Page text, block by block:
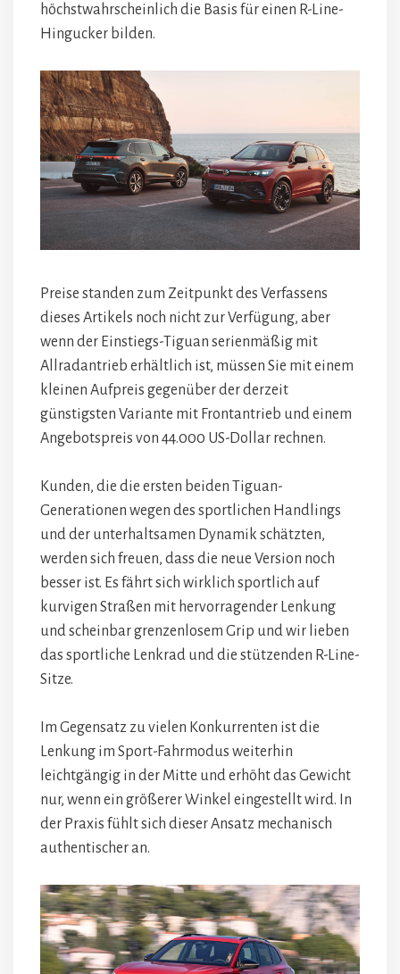
höchstwahrscheinlich die Basis für einen R-Line-
Hingucker bilden.
Preise standen zum Zeitpunkt des Verfassens
dieses Artikels noch nicht zur Verfügung, aber
wenn der Einstiegs-Tiguan serienmäßig mit
Allradantrieb erhältlich ist, müssen Sie mit einem
kleinen Aufpreis gegenüber der derzeit
günstigsten Variante mit Frontantrieb und einem
Angebotspreis von 44.000 US-Dollar rechnen.
Kunden, die die ersten beiden Tiguan-
Generationen wegen des sportlichen Handlings
und der unterhaltsamen Dynamik schätzten,
werden sich freuen, dass die neue Version noch
besser ist. Es fährt sich wirklich sportlich auf
kurvigen Straßen mit hervorragender Lenkung
und scheinbar grenzenlosem Grip und wir lieben
das sportliche Lenkrad und die stützenden R-Line-
Sitze.
Im Gegensatz zu vielen Konkurrenten ist die
Lenkung im Sport-Fahrmodus weiterhin
leichtgängig in der Mitte und erhöht das Gewicht
nur, wenn ein größerer Winkel eingestellt wird. In
der Praxis fühlt sich dieser Ansatz mechanisch
authentischer an.